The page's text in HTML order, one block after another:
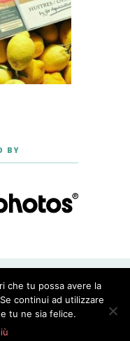
BY
BY
che tu possa avere la
continui ad utilizzare
tu ne sia felice.